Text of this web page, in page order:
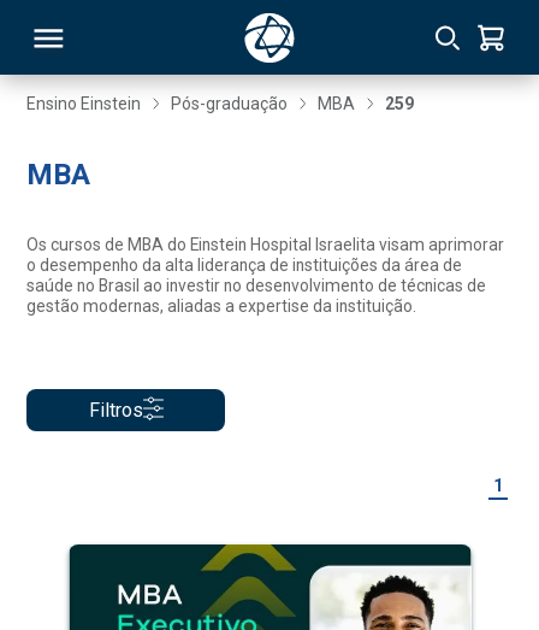
Ensino Einstein Pós-graduação MBA 259
MBA
Os cursos de MBA do Einstein Hospital Israelita visam aprimorar
o desempenho da alta liderança de instituições da área de
saúde no Brasil ao investir no desenvolvimento de técnicas de
gestão modernas, aliadas a expertise da instituição.
Filtros
1